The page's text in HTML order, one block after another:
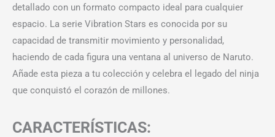
detallado con un formato compacto ideal para cualquier
espacio. La serie Vibration Stars es conocida por su
capacidad de transmitir movimiento y personalidad,
haciendo de cada figura una ventana al universo de Naruto.
Añade esta pieza a tu colección y celebra el legado del ninja
que conquistó el corazón de millones.
CARACTERÍSTICAS: